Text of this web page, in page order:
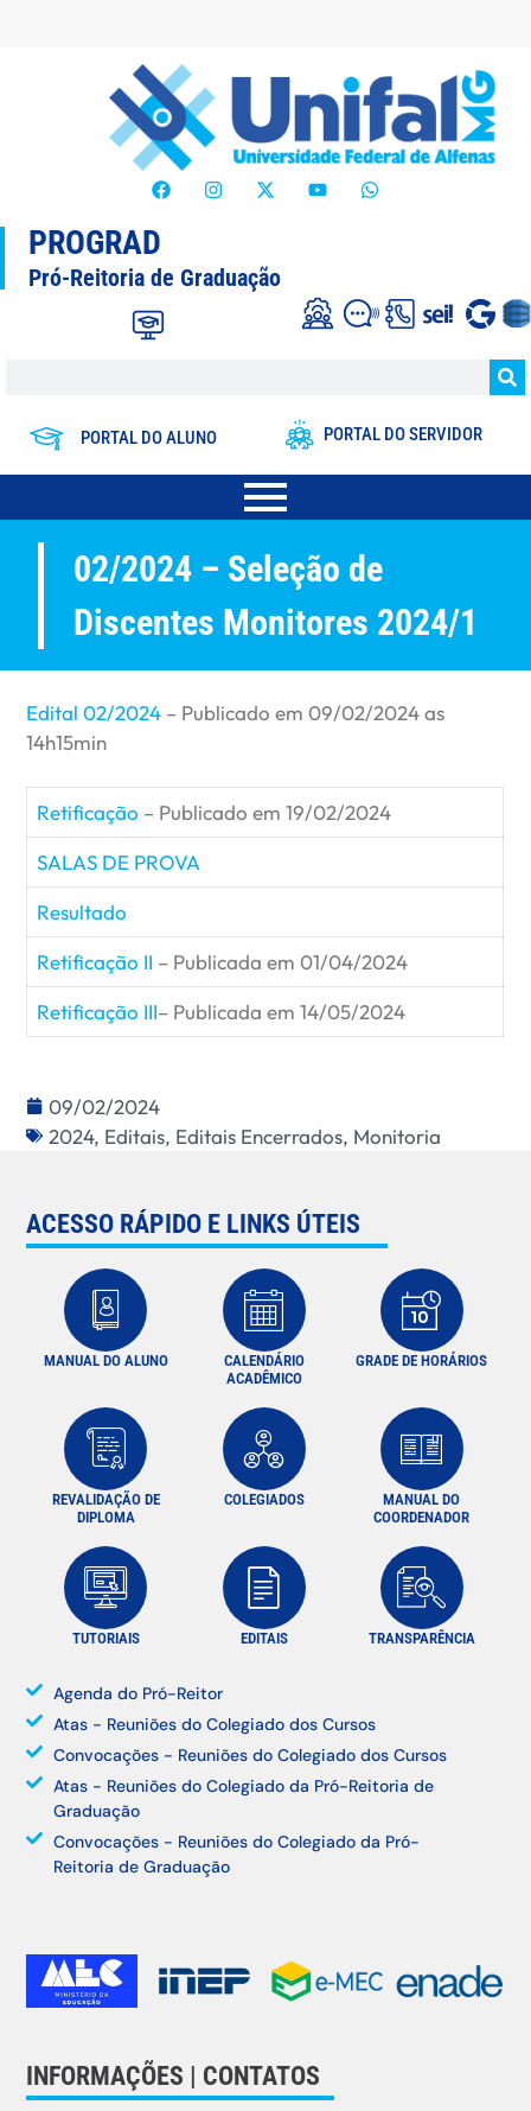
PROGRAD
Pró-Reitoria de Graduação
PORTAL DO ALUNO PORTAL DO SERVIDOR
02/2024 – Seleção de
Discentes Monitores 2024/1
Edital 02/2024 – Publicado em 09/02/2024 as
14h15min
Retificação – Publicado em 19/02/2024
SALAS DE PROVA
Resultado
Retificação II – Publicada em 01/04/2024
Retificação III– Publicada em 14/05/2024
09/02/2024
2024, Editais, Editais Encerrados, Monitoria
ACESSO RÁPIDO E LINKS ÚTEIS
MANUAL DO ALUNO
CALENDÁRIO
ACADÊMICO
GRADE DE HORÁRIOS
REVALIDAÇÃO DE
DIPLOMA
COLEGIADOS
MANUAL DO
COORDENADOR
TUTORIAIS EDITAIS TRANSPARÊNCIA
Agenda do Pró-Reitor
Atas - Reuniões do Colegiado dos Cursos
Convocações - Reuniões do Colegiado dos Cursos
Atas - Reuniões do Colegiado da Pró-Reitoria de
Graduação
Convocações - Reuniões do Colegiado da Pró-
Reitoria de Graduação
INFORMAÇÕES | CONTATOS